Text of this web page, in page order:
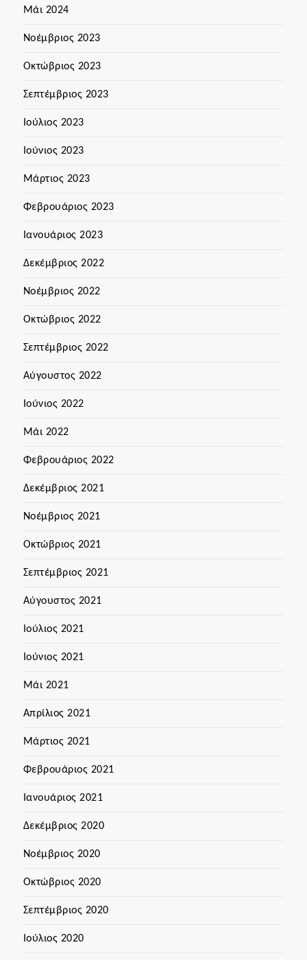
Μάι 2024
Νοέμβριος 2023
Οκτώβριος 2023
Σεπτέμβριος 2023
Ιούλιος 2023
Ιούνιος 2023
Μάρτιος 2023
Φεβρουάριος 2023
Ιανουάριος 2023
Δεκέμβριος 2022
Νοέμβριος 2022
Οκτώβριος 2022
Σεπτέμβριος 2022
Αύγουστος 2022
Ιούνιος 2022
Μάι 2022
Φεβρουάριος 2022
Δεκέμβριος 2021
Νοέμβριος 2021
Οκτώβριος 2021
Σεπτέμβριος 2021
Αύγουστος 2021
Ιούλιος 2021
Ιούνιος 2021
Μάι 2021
Απρίλιος 2021
Μάρτιος 2021
Φεβρουάριος 2021
Ιανουάριος 2021
Δεκέμβριος 2020
Νοέμβριος 2020
Οκτώβριος 2020
Σεπτέμβριος 2020
Ιούλιος 2020